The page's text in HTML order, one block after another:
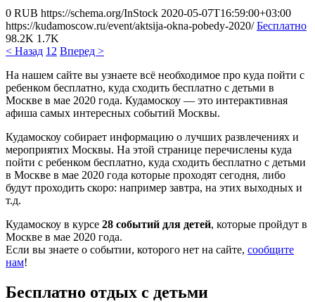
0 RUB https://schema.org/InStock 2020-05-07T16:59:00+03:00
https://kudamoscow.ru/event/aktsija-okna-pobedy-2020/ Бесплатно
98.2K 1.7K
< Назад 1 2 Вперед >
На нашем сайте вы узнаете всё необходимое про куда пойти с
ребенком бесплатно, куда сходить бесплатно с детьми в
Москве в мае 2020 года. Кудамоскоу — это интерактивная
афиша самых интересных событий Москвы.
Кудамоскоу собирает информацию о лучших развлечениях и
мероприятих Москвы. На этой странице перечислены куда
пойти с ребенком бесплатно, куда сходить бесплатно с детьми
в Москве в мае 2020 года которые проходят сегодня, либо
будут проходить скоро: например завтра, на этих выходных и
т.д.
Кудамоскоу в курсе 28 событий для детей, которые пройдут в
Москве в мае 2020 года.
Если вы знаете о событии, которого нет на сайте, сообщите
нам!
Бесплатно отдых с детьми